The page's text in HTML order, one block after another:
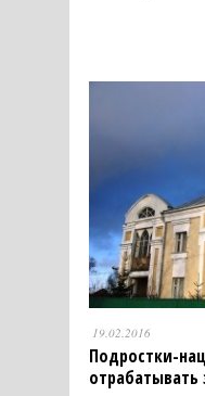
19.02.2016
Подростки-
отрабатывать